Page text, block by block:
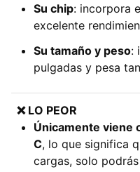
Su chip: incorpora
excelente
Su tamaño y peso:
pulgadas y pesa
❌ LO PEOR
Únicamente viene
C, lo que significa
cargas, solo